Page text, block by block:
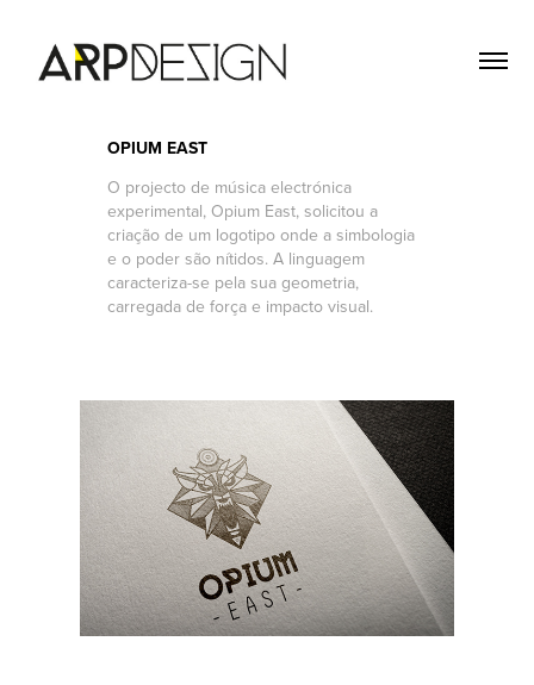
OPIUM EAST
O projecto de música electrónica
experimental, Opium East, solicitou a
criação de um logotipo onde a simbologia
e o poder são nítidos. A linguagem
caracteriza-se pela sua geometria,
carregada de força e impacto visual.